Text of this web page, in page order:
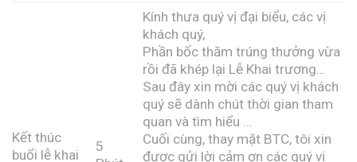
Kết thúc
buổi lễ khai
5
Kính thưa quý vị đại biểu, các vị
khách quý,
Phần bốc thăm trúng thưởng vừa
rồi đã khép lại Lễ Khai trương…
Sau đây xin mời các quý vị khách
quý sẽ dành chút thời gian tham
quan và tìm hiểu …
Cuối cùng, thay mặt BTC, tôi xin
được gửi lời cảm ơn các quý vị